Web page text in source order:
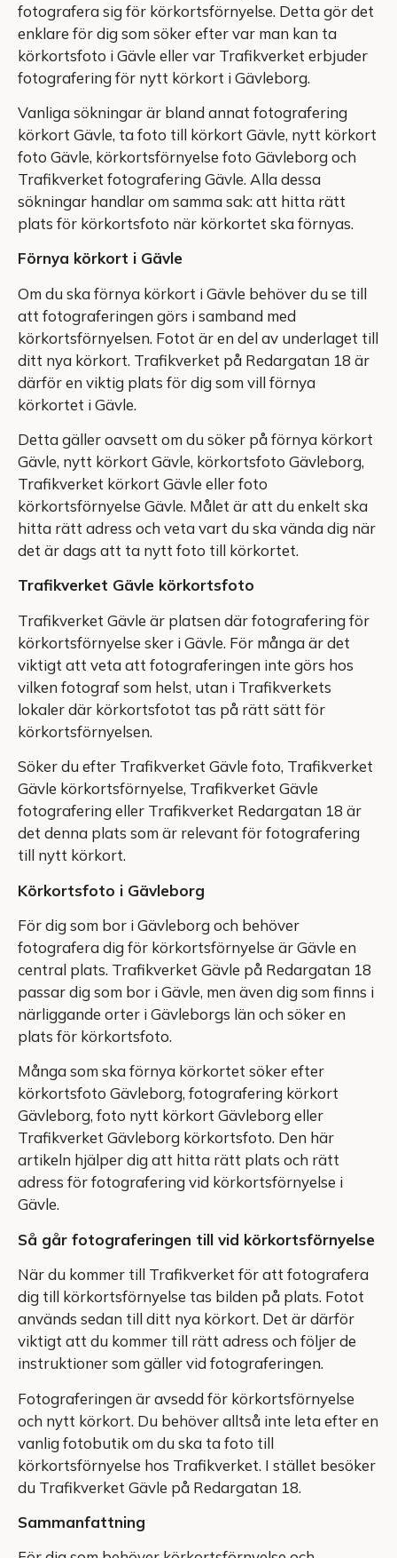
fotografera sig för körkortsförnyelse. Detta gör det
enklare för dig som söker efter var man kan ta
körkortsfoto i Gävle eller var Trafikverket erbjuder
fotografering för nytt körkort i Gävleborg.
Vanliga sökningar är bland annat fotografering
körkort Gävle, ta foto till körkort Gävle, nytt körkort
foto Gävle, körkortsförnyelse foto Gävleborg och
Trafikverket fotografering Gävle. Alla dessa
sökningar handlar om samma sak: att hitta rätt
plats för körkortsfoto när körkortet ska förnyas.
Förnya körkort i Gävle
Om du ska förnya körkort i Gävle behöver du se till
att fotograferingen görs i samband med
körkortsförnyelsen. Fotot är en del av underlaget till
ditt nya körkort. Trafikverket på Redargatan 18 är
därför en viktig plats för dig som vill förnya
körkortet i Gävle.
Detta gäller oavsett om du söker på förnya körkort
Gävle, nytt körkort Gävle, körkortsfoto Gävleborg,
Trafikverket körkort Gävle eller foto
körkortsförnyelse Gävle. Målet är att du enkelt ska
hitta rätt adress och veta vart du ska vända dig när
det är dags att ta nytt foto till körkortet.
Trafikverket Gävle körkortsfoto
Trafikverket Gävle är platsen där fotografering för
körkortsförnyelse sker i Gävle. För många är det
viktigt att veta att fotograferingen inte görs hos
vilken fotograf som helst, utan i Trafikverkets
lokaler där körkortsfotot tas på rätt sätt för
körkortsförnyelsen.
Söker du efter Trafikverket Gävle foto, Trafikverket
Gävle körkortsförnyelse, Trafikverket Gävle
fotografering eller Trafikverket Redargatan 18 är
det denna plats som är relevant för fotografering
till nytt körkort.
Körkortsfoto i Gävleborg
För dig som bor i Gävleborg och behöver
fotografera dig för körkortsförnyelse är Gävle en
central plats. Trafikverket Gävle på Redargatan 18
passar dig som bor i Gävle, men även dig som finns i
närliggande orter i Gävleborgs län och söker en
plats för körkortsfoto.
Många som ska förnya körkortet söker efter
körkortsfoto Gävleborg, fotografering körkort
Gävleborg, foto nytt körkort Gävleborg eller
Trafikverket Gävleborg körkortsfoto. Den här
artikeln hjälper dig att hitta rätt plats och rätt
adress för fotografering vid körkortsförnyelse i
Gävle.
Så går fotograferingen till vid körkortsförnyelse
När du kommer till Trafikverket för att fotografera
dig till körkortsförnyelse tas bilden på plats. Fotot
används sedan till ditt nya körkort. Det är därför
viktigt att du kommer till rätt adress och följer de
instruktioner som gäller vid fotograferingen.
Fotograferingen är avsedd för körkortsförnyelse
och nytt körkort. Du behöver alltså inte leta efter en
vanlig fotobutik om du ska ta foto till
körkortsförnyelse hos Trafikverket. I stället besöker
du Trafikverket Gävle på Redargatan 18.
Sammanfattning